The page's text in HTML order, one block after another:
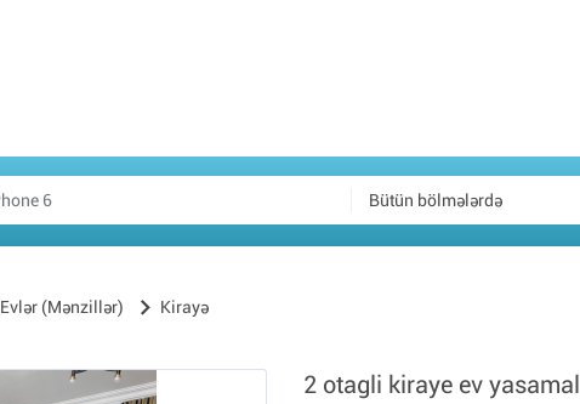
Bütün bölmələrdə
Evlər (Mənzillər) Kirayə
2 otagli kiraye ev yasamal